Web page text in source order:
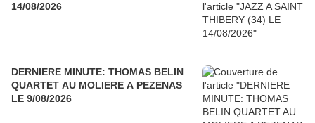
14/08/2026
DERNIERE MINUTE: THOMAS BELIN
QUARTET AU MOLIERE A PEZENAS
LE 9/08/2026